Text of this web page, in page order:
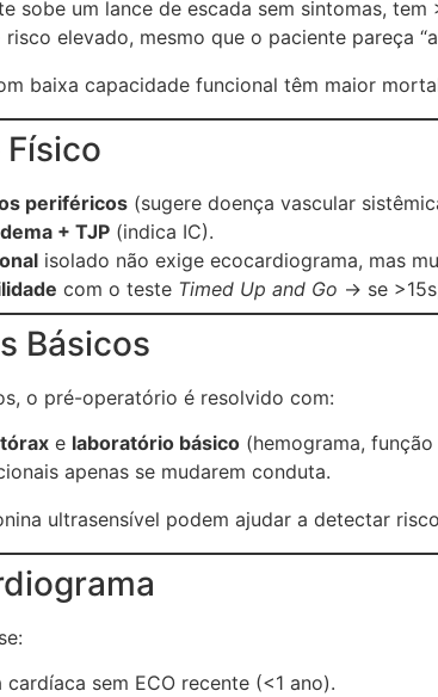
sobe um lance de escada sem sintomas, tem
elevado, mesmo que o paciente pareça
baixa capacidade funcional têm maior
Físico
periféricos (sugere doença vascular
+ TJP (indica IC).
isolado não exige ecocardiograma, mas
com o teste Timed Up and Go → se
Básicos
o pré-operatório é resolvido com:
e laboratório básico (hemograma,
apenas se mudarem conduta.
ultrasensível podem ajudar a detectar
cardíaca sem ECO recente (<1 ano).